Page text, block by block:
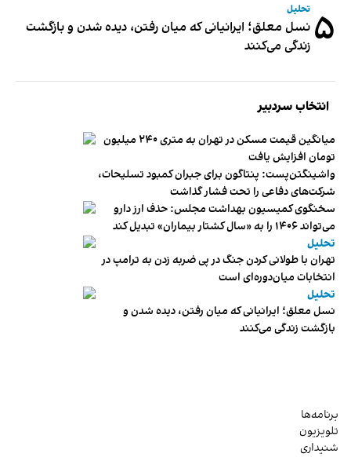
۵ تحلیل
نسل معلق؛ ایرانیانی که میان رفتن، دیده شدن و بازگشت
زندگی می‌کنند
انتخاب سردبیر
میانگین قیمت مسکن در تهران به متری ۲۴۰ میلیون
تومان افزایش یافت
واشینگتن‌پست: پنتاگون برای جبران کمبود تسلیحات،
شرکت‌های دفاعی را تحت فشار گذاشت
سخنگوی کمیسیون بهداشت مجلس: حذف ارز دارو
می‌تواند ۱۴۰۶ را به «سال کشتار بیماران» تبدیل کند
تحلیل
تهران با طولانی کردن جنگ در پی ضربه زدن به ترامپ در
انتخابات میان‌دوره‌ای است
تحلیل
نسل معلق؛ ایرانیانی که میان رفتن، دیده شدن و
بازگشت زندگی می‌کنند
برنامه‌ها
تلویزیون
شنیداری